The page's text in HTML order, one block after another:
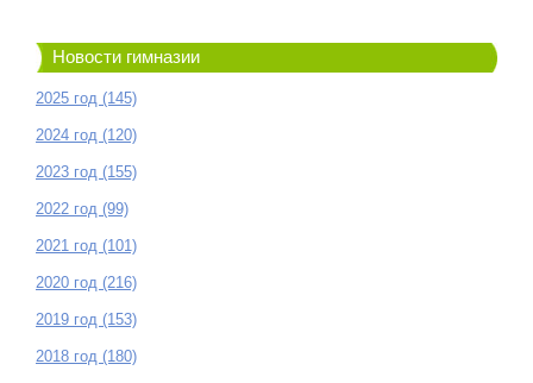
Новости гимназии
2025 год (145)
2024 год (120)
2023 год (155)
2022 год (99)
2021 год (101)
2020 год (216)
2019 год (153)
2018 год (180)